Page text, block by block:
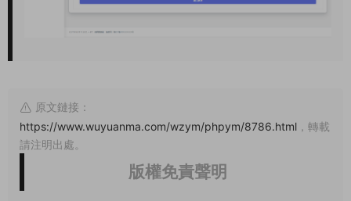
原文鏈接：
https://www.wuyuanma.com/wzym/phpym/8786.html ，轉載
請注明出處。
版權免責聲明